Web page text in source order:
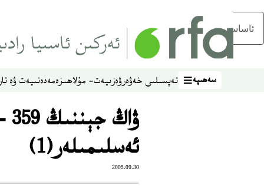
ئاساسلىق مەزمۇنغا ئاتلاڭ
سەھىپە
سەھىپە تەپسىلىي خەۋەرۋەزىيەت- مۇلاھىزەمەدەنىيەت ۋە
ئەسلىمىلەر(1)
2005.09.30